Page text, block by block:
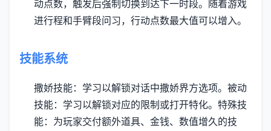
动点数，触发后强制切换到达下一时段。 随着游戏
进行程和手臂段问习，行动点数最大值可以增入。
技能系统
撒娇技能：学习以解锁对话中撒娇界方选项。 被动
技能：学习以解锁对应的限制或打开特化。 特殊技
能：为玩家交付额外道具、金钱、数值增久的技